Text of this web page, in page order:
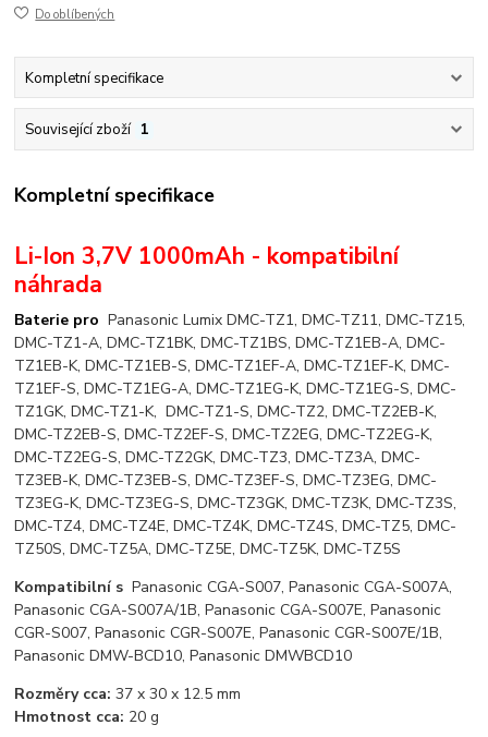
Do oblíbených
Kompletní specifikace
Související zboží 1
Kompletní specifikace
Li-Ion 3,7V 1000mAh - kompatibilní
náhrada
Baterie pro Panasonic Lumix DMC-TZ1, DMC-TZ11, DMC-TZ15,
DMC-TZ1-A, DMC-TZ1BK, DMC-TZ1BS, DMC-TZ1EB-A, DMC-
TZ1EB-K, DMC-TZ1EB-S, DMC-TZ1EF-A, DMC-TZ1EF-K, DMC-
TZ1EF-S, DMC-TZ1EG-A, DMC-TZ1EG-K, DMC-TZ1EG-S, DMC-
TZ1GK, DMC-TZ1-K, DMC-TZ1-S, DMC-TZ2, DMC-TZ2EB-K,
DMC-TZ2EB-S, DMC-TZ2EF-S, DMC-TZ2EG, DMC-TZ2EG-K,
DMC-TZ2EG-S, DMC-TZ2GK, DMC-TZ3, DMC-TZ3A, DMC-
TZ3EB-K, DMC-TZ3EB-S, DMC-TZ3EF-S, DMC-TZ3EG, DMC-
TZ3EG-K, DMC-TZ3EG-S, DMC-TZ3GK, DMC-TZ3K, DMC-TZ3S,
DMC-TZ4, DMC-TZ4E, DMC-TZ4K, DMC-TZ4S, DMC-TZ5, DMC-
TZ50S, DMC-TZ5A, DMC-TZ5E, DMC-TZ5K, DMC-TZ5S
Kompatibilní s Panasonic CGA-S007, Panasonic CGA-S007A,
Panasonic CGA-S007A/1B, Panasonic CGA-S007E, Panasonic
CGR-S007, Panasonic CGR-S007E, Panasonic CGR-S007E/1B,
Panasonic DMW-BCD10, Panasonic DMWBCD10
Rozměry cca: 37 x 30 x 12.5 mm
Hmotnost cca: 20 g